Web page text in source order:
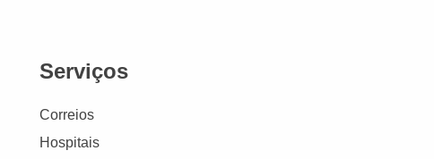
Serviços
Correios
Hospitais